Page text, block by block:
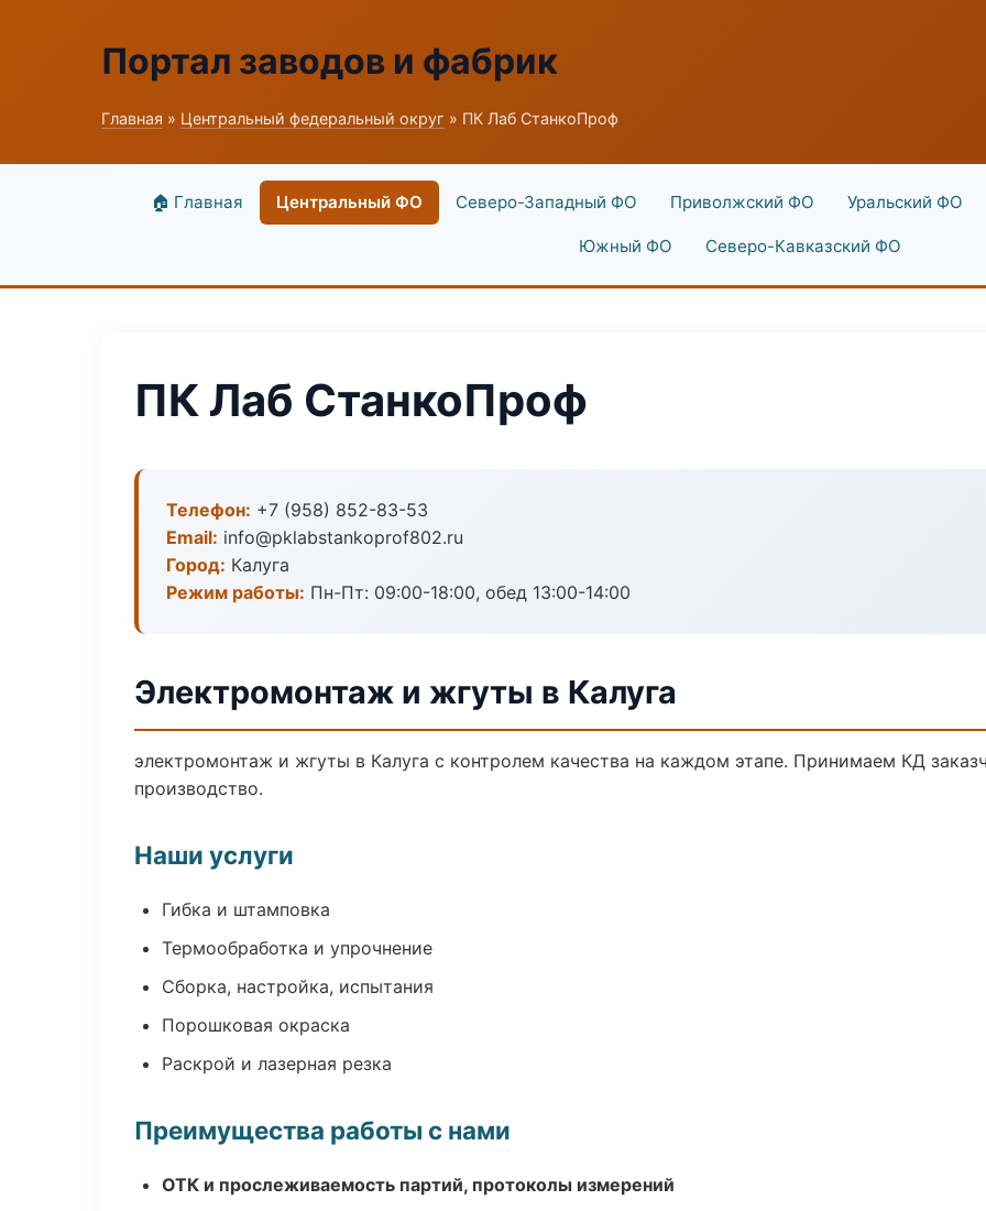
Портал заводов и фабрик
Главная » Центральный федеральный округ » ПК Лаб СтанкоПроф
🏠 Главная Центральный ФО Северо-Западный ФО Приволжский ФО Уральский ФО
Южный ФО Северо-Кавказский ФО
ПК Лаб СтанкоПроф
Телефон: +7 (958) 852-83-53
Email: info@pklabstankoprof802.ru
Город: Калуга
Режим работы: Пн-Пт: 09:00-18:00, обед 13:00-14:00
Электромонтаж и жгуты в Калуга
электромонтаж и жгуты в Калуга с контролем качества на каждом этапе. Принимаем КД
производство.
Наши услуги
Гибка и штамповка
Термообработка и упрочнение
Сборка, настройка, испытания
Порошковая окраска
Раскрой и лазерная резка
Преимущества работы с нами
ОТК и прослеживаемость партий, протоколы измерений